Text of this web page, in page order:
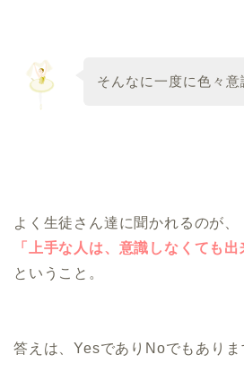
そんなに一度に色々
よく生徒さん達に聞かれるのが
「上手な人は、意識しなくても出
ということ。
答えは、YesでありNoでもありま